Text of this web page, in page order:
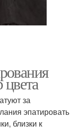
за
эпатировать
близки к